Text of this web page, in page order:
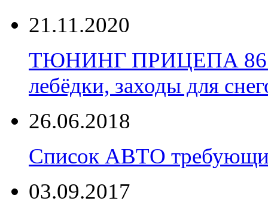
21.11.2020
ТЮНИНГ ПРИЦЕПА 86
лебёдки, заходы для
26.06.2018
Список АВТО
03.09.2017